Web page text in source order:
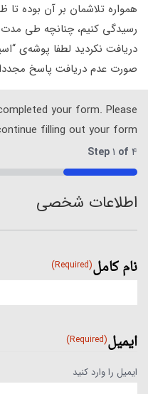
رسیدگی کنیم، چنانچه طی
دریافت نکردید لطفا پوشه‌ی
صورت عدم دریافت پاسخ مجددا
your form. Please
filling out your form.
Step1 of 4
25%
اطلاعات شخصی
نام کامل(Required)
ایمیل(Required)
ایمیل را وارد کنید